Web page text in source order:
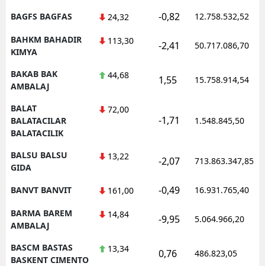
BAGFS BAGFAS 24,32 -0,82 12.758.532,52
BAHKM BAHADIR
KIMYA
113,30 -2,41 50.717.086,70
BAKAB BAK
AMBALAJ
44,68 1,55 15.758.914,54
BALAT
BALATACILAR
BALATACILIK
72,00
-1,71 1.548.845,50
BALSU BALSU
GIDA
13,22 -2,07 713.863.347,85
BANVT BANVIT 161,00 -0,49 16.931.765,40
BARMA BAREM
AMBALAJ
14,84 -9,95 5.064.966,20
BASCM BASTAS
BASKENT CIMENTO
13,34 0,76 486.823,05